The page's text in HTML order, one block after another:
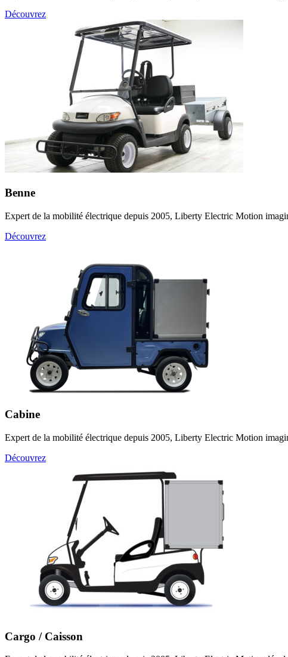
Découvrez
Benne
Expert de la mobilité électrique depuis 2005, Liberty Electric Motion
Découvrez
Cabine
Expert de la mobilité électrique depuis 2005, Liberty Electric Motion
Découvrez
Cargo / Caisson